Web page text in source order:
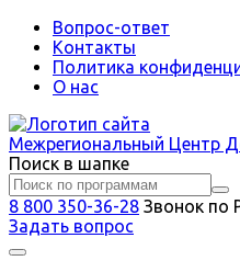
Вопрос-ответ
Контакты
Политика
О нас
Межрегиональный Центр
Поиск в шапке
8 800 350-36-28 Звонок по
Задать вопрос